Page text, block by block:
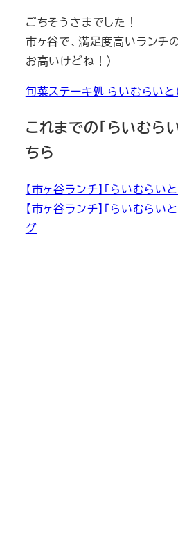
ごちそうさまでした！
市ヶ谷で、満足度高いランチ
お高いけどね！）
旬菜ステーキ処 らいむらいと
これまでの「らいむら
ちら
【市ヶ谷ランチ】「らいむらい
【市ヶ谷ランチ】「らいむらい
グ